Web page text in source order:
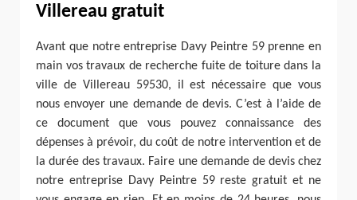
Villereau gratuit
Avant que notre entreprise Davy Peintre 59 prenne en
main vos travaux de recherche fuite de toiture dans la
ville de Villereau 59530, il est nécessaire que vous
nous envoyer une demande de devis. C’est à l’aide de
ce document que vous pouvez connaissance des
dépenses à prévoir, du coût de notre intervention et de
la durée des travaux. Faire une demande de devis chez
notre entreprise Davy Peintre 59 reste gratuit et ne